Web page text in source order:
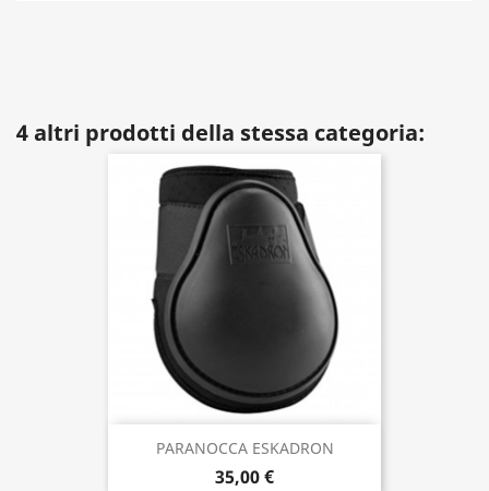
4 altri prodotti della stessa categoria:
PARANOCCA ESKADRON
35,00 €